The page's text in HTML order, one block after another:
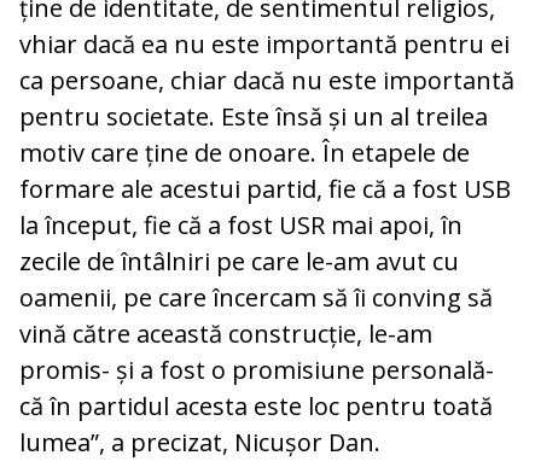
ține de identitate, de sentimentul religios,
vhiar dacă ea nu este importantă pentru ei
ca persoane, chiar dacă nu este importantă
pentru societate. Este însă și un al treilea
motiv care ține de onoare. În etapele de
formare ale acestui partid, fie că a fost USB
la început, fie că a fost USR mai apoi, în
zecile de întâlniri pe care le-am avut cu
oamenii, pe care încercam să îi conving să
vină către această construcție, le-am
promis- și a fost o promisiune personală-
că în partidul acesta este loc pentru toată
lumea”, a precizat, Nicușor Dan.